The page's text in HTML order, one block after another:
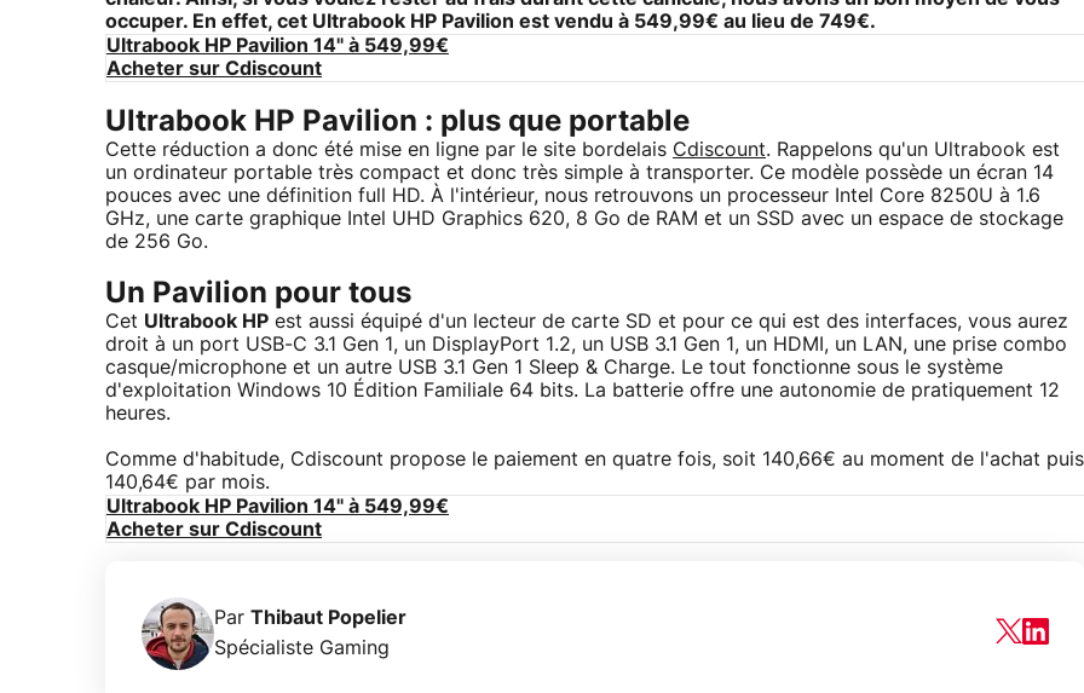
occuper. En effet, cet Ultrabook HP Pavilion est vendu à 549,99€ au lieu de 749€.
Ultrabook HP Pavilion 14" à 549,99€
Acheter sur Cdiscount
Ultrabook HP Pavilion : plus que portable
Cette réduction a donc été mise en ligne par le site bordelais Cdiscount. Rappelons qu'un Ultrabook est
un ordinateur portable très compact et donc très simple à transporter. Ce modèle possède un écran 14
pouces avec une définition full HD. À l'intérieur, nous retrouvons un processeur Intel Core 8250U à 1.6
GHz, une carte graphique Intel UHD Graphics 620, 8 Go de RAM et un SSD avec un espace de stockage
de 256 Go.
Un Pavilion pour tous
Cet Ultrabook HP est aussi équipé d'un lecteur de carte SD et pour ce qui est des interfaces, vous aurez
droit à un port USB-C 3.1 Gen 1, un DisplayPort 1.2, un USB 3.1 Gen 1, un HDMI, un LAN, une prise combo
casque/microphone et un autre USB 3.1 Gen 1 Sleep & Charge. Le tout fonctionne sous le système
d'exploitation Windows 10 Édition Familiale 64 bits. La batterie offre une autonomie de pratiquement 12
heures.
Comme d'habitude, Cdiscount propose le paiement en quatre fois, soit 140,66€ au moment de l'achat puis
140,64€ par mois.
Ultrabook HP Pavilion 14" à 549,99€
Acheter sur Cdiscount
Par Thibaut Popelier
Spécialiste Gaming